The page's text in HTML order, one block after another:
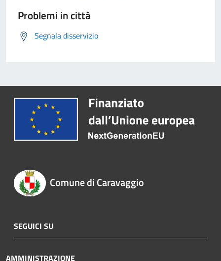
Problemi in città
Segnala disservizio
Comune di Caravaggio
SEGUICI SU
AMMINISTRAZIONE